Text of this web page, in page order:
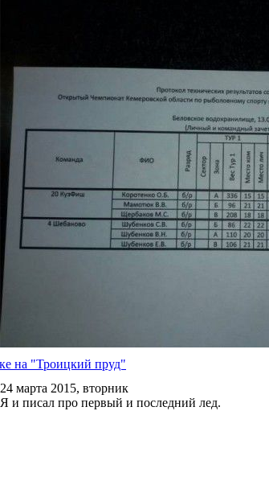
на "Троицкий пруд"
24 марта 2015, вторник
Я и писал про первый и последний лед.